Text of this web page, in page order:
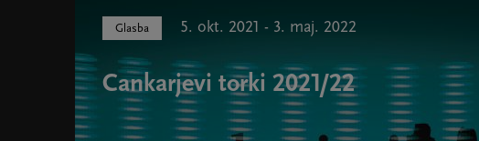
Glasba 5. okt. 2021 - 3. maj. 2022
Cankarjevi torki 2021/22